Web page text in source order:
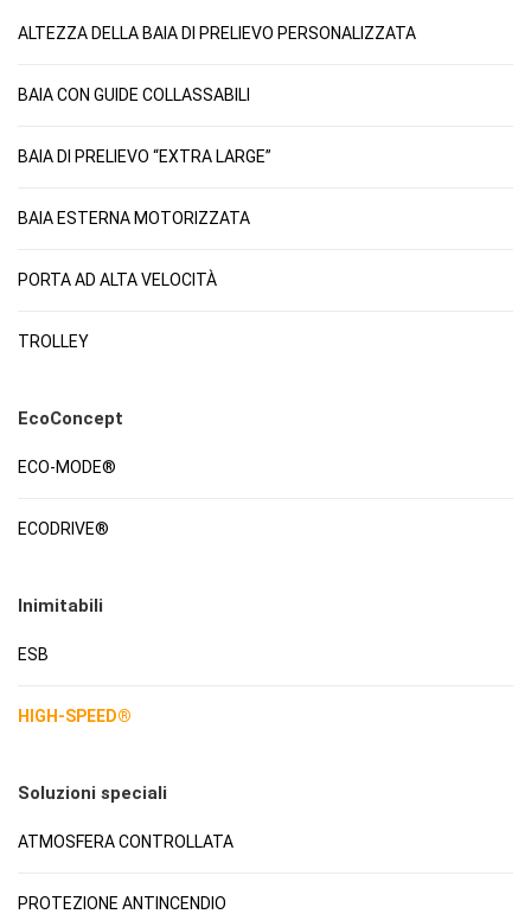
ALTEZZA DELLA BAIA DI PRELIEVO PERSONALIZZATA
BAIA CON GUIDE COLLASSABILI
BAIA DI PRELIEVO “EXTRA LARGE”
BAIA ESTERNA MOTORIZZATA
PORTA AD ALTA VELOCITÀ
TROLLEY
EcoConcept
ECO-MODE®
ECODRIVE®
Inimitabili
ESB
HIGH-SPEED®
Soluzioni speciali
ATMOSFERA CONTROLLATA
PROTEZIONE ANTINCENDIO